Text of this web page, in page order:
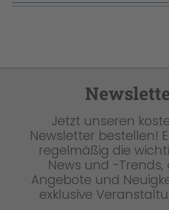
Jetzt unseren
Newsletter bestellen!
regelmäßig die
News und -Trends,
Angebote und
exklusive